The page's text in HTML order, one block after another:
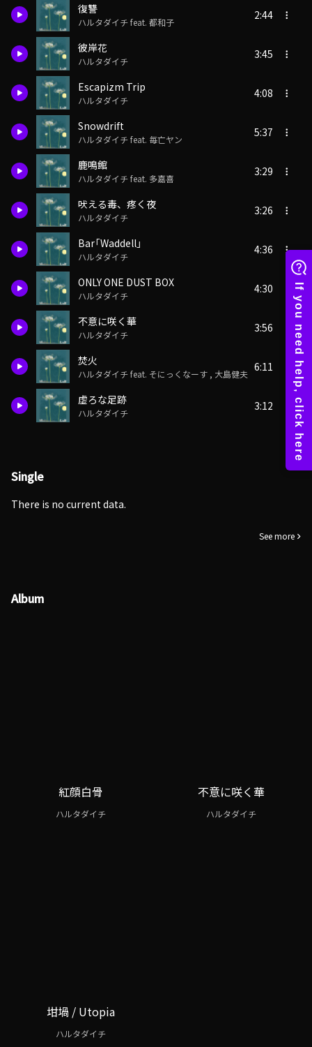
復讐
ハルタダイチ feat. 都和子
2:44
彼岸花
ハルタダイチ
3:45
Escapizm Trip
ハルタダイチ
4:08
Snowdrift
ハルタダイチ feat. 毎亡ヤン
5:37
鹿鳴館
ハルタダイチ feat. 多嘉喜
3:29
吠える毒、疼く夜
ハルタダイチ
3:26
Bar「Waddell」
ハルタダイチ
4:36
ONLY ONE DUST BOX
ハルタダイチ
4:30
不意に咲く華
ハルタダイチ
3:56
焚火
ハルタダイチ feat. そにっくなーす , 大島健夫
6:11
虚ろな足跡
ハルタダイチ
3:12
Single
There is no current data.
See more
Album
紅顔白骨
ハルタダイチ
不意に咲く華
ハルタダイチ
坩堝 / Utopia
ハルタダイチ